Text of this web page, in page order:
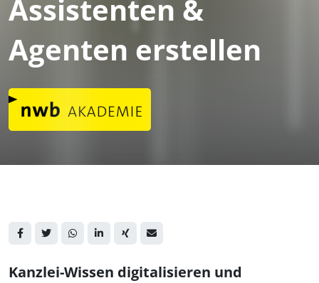
Assistenten &
Agenten erstellen
Kanzlei-Wissen digitalisieren und